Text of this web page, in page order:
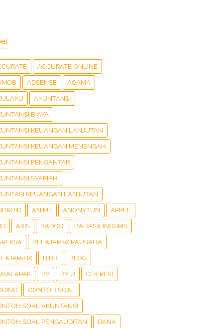
ACCURATE ONLINE
ADSENSE AGAMA
AKUNTANSI
BIAYA
KEUANGAN LANJUTAN
KEUANGAN MENENGAH
PENGANTAR
SYARIAH
KEUANGAN LANJUTAN
ANIME ANONYTUN APPLE
AXIS BADOO BAHASA INGGRIS
BELAJAR WIRAUSAHA
TIK BIBIT BLOG
BY BY U CEK RESI
CONTOH SOAL
SOAL AKUNTANSI
SOAL PENGAUDITAN DANA